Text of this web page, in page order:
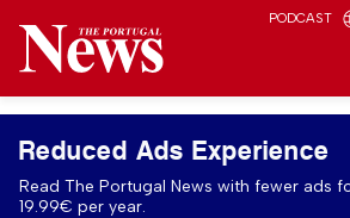
PODCAST
Reduced Ads Experience
Read The Portugal News with fewer ads
19.99€ per year.